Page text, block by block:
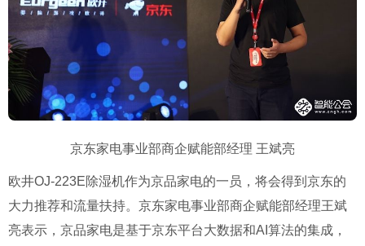
京东家电事业部商企赋能部经理 王斌亮
欧井OJ-223E除湿机作为京品家电的一员，将会得到京东的
大力推荐和流量扶持。京东家电事业部商企赋能部经理王斌
亮表示，京品家电是基于京东平台大数据和AI 算法的集成，